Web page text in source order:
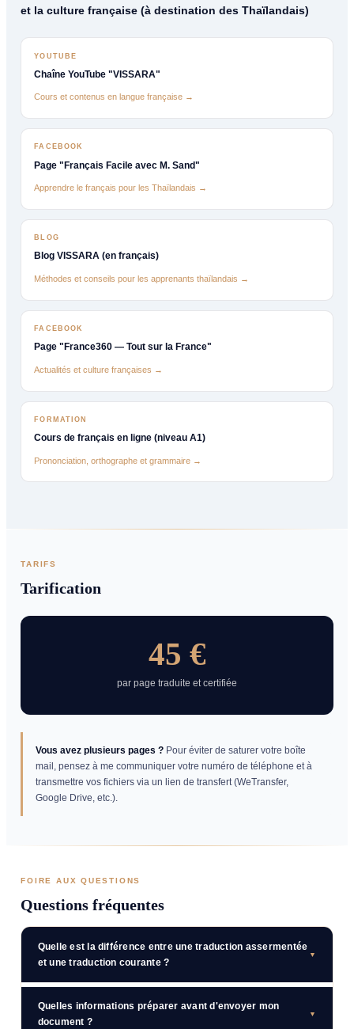
et la culture française (à destination des Thaïlandais)
YOUTUBE
Chaîne YouTube "VISSARA"
Cours et contenus en langue française →
FACEBOOK
Page "Français Facile avec M. Sand"
Apprendre le français pour les Thaïlandais →
BLOG
Blog VISSARA (en français)
Méthodes et conseils pour les apprenants thaïlandais →
FACEBOOK
Page "France360 — Tout sur la France"
Actualités et culture françaises →
FORMATION
Cours de français en ligne (niveau A1)
Prononciation, orthographe et grammaire →
TARIFS
Tarification
45 €
par page traduite et certifiée
Vous avez plusieurs pages ? Pour éviter de saturer votre boîte
mail, pensez à me communiquer votre numéro de téléphone et à
transmettre vos fichiers via un lien de transfert (WeTransfer,
Google Drive, etc.).
FOIRE AUX QUESTIONS
Questions fréquentes
Quelle est la différence entre une traduction assermentée
et une traduction courante ?
▼
Quelles informations préparer avant d'envoyer mon
document ?
▼